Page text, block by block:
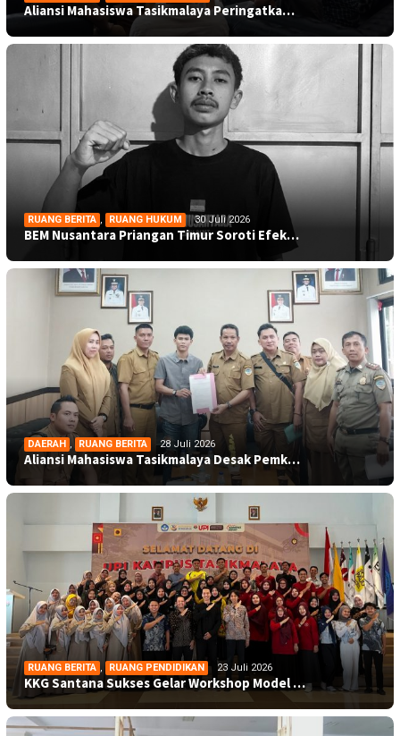
Aliansi Mahasiswa Tasikmalaya Peringatka…
RUANG BERITA , RUANG HUKUM 30 Juli 2026
BEM Nusantara Priangan Timur Soroti Efek…
DAERAH , RUANG BERITA 28 Juli 2026
Aliansi Mahasiswa Tasikmalaya Desak Pemk…
RUANG BERITA , RUANG PENDIDIKAN 23 Juli 2026
KKG Santana Sukses Gelar Workshop Model …